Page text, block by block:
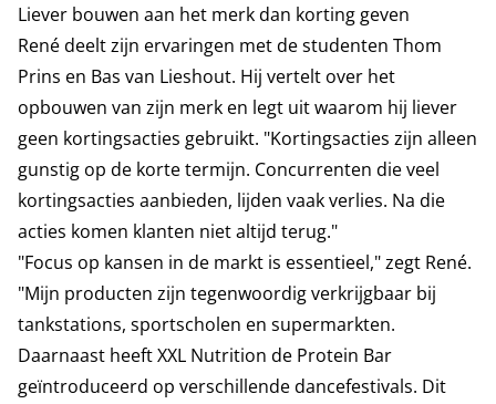
Liever bouwen aan het merk dan korting geven
René deelt zijn ervaringen met de studenten Thom
Prins en Bas van Lieshout. Hij vertelt over het
opbouwen van zijn merk en legt uit waarom hij liever
geen kortingsacties gebruikt. "Kortingsacties zijn alleen
gunstig op de korte termijn. Concurrenten die veel
kortingsacties aanbieden, lijden vaak verlies. Na die
acties komen klanten niet altijd terug."
"Focus op kansen in de markt is essentieel," zegt René.
"Mijn producten zijn tegenwoordig verkrijgbaar bij
tankstations, sportscholen en supermarkten.
Daarnaast heeft XXL Nutrition de Protein Bar
geïntroduceerd op verschillende dancefestivals. Dit